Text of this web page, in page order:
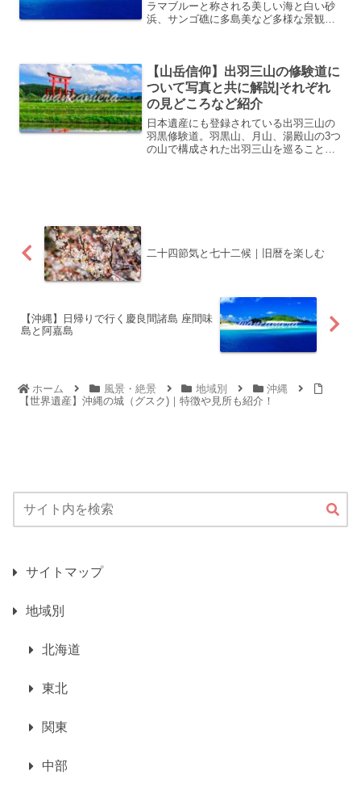
ラマブルーと称される美しい海と白い砂
浜、サンゴ礁に多島美など多様な景観を
島からフェリーか高速船で...
【山岳信仰】出羽三山の修験道に
ついて写真と共に解説|それぞれ
の見どころなど紹介
日本遺産にも登録されている出羽三山の
羽黒修験道。羽黒山、月山、湯殿山の3つ
の山で構成された出羽三山を巡ること
二十四節気と七十二候｜旧暦を楽しむ
【沖縄】日帰りで行く慶良間諸島 座間味
島と阿嘉島
ホーム 風景・絶景 地域別
沖縄
【世界遺産】沖縄の城（グスク)｜特徴や見所も紹介！
サイトマップ
地域別
北海道
東北
関東
中部